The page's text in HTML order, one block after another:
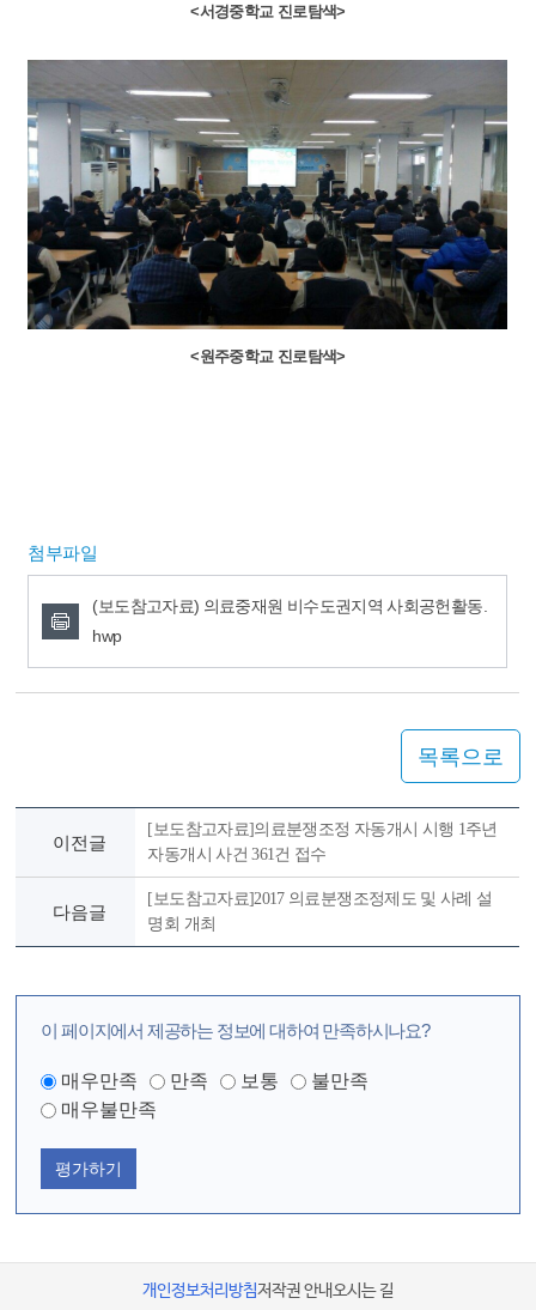
<서경중학교 진로탐색>
<원주중학교 진로탐색>
첨부파일
(보도참고자료) 의료중재원 비수도권지역 사회공헌활동.
hwp
목록으로
이전글
[보도참고자료]의료분쟁조정 자동개시 시행 1주년
자동개시 사건 361건 접수
다음글
[보도참고자료]2017 의료분쟁조정제도 및 사례 설
명회 개최
이 페이지에서 제공하는 정보에 대하여 만족하시나요?
매우만족 만족 보통
불만족
매우불만족
평가하기
개인정보처리방침저작권 안내오시는 길